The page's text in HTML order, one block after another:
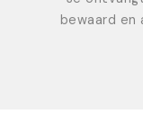
bewaard en